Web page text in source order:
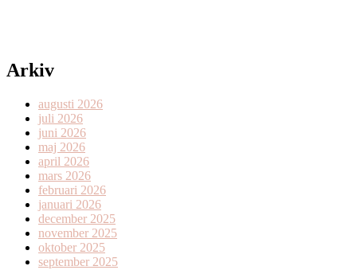
Arkiv
augusti 2026
juli 2026
juni 2026
maj 2026
april 2026
mars 2026
februari 2026
januari 2026
december 2025
november 2025
oktober 2025
september 2025